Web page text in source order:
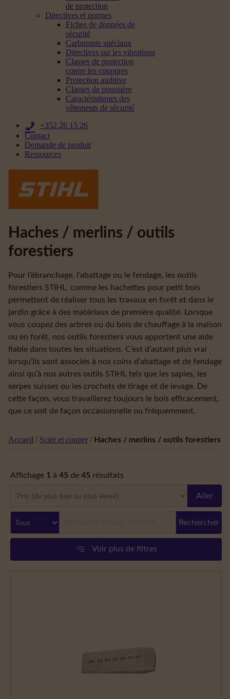
de protection
Directives et normes
Fiches de données de
sécurité
Carburants spéciaux
Directives sur les vibrations
Classes de protection
contre les coupures
Protection auditive
Classes de poussière
Caractéristiques des
vêtements de sécurité
+352 26 15 26
Contact
Demande de produit
Ressources
Haches / merlins / outils
forestiers
Pour l’ébranchage, l’abattage ou le fendage, les outils
forestiers STIHL, comme les hachettes pour petit bois
permettent de réaliser tous les travaux en forêt et dans le
jardin grâce à des matériaux de première qualité. Lorsque
vous coupez des arbres ou du bois de chauffage à la maison
ou en forêt, nos outils forestiers vous apportent une aide
fiable dans toutes les situations. C’est d’autant plus vrai
lorsqu’ils sont associés à nos coins d’abattage et de fendage
ainsi qu’à nos autres outils STIHL tels que les sapies, les
serpes suisses ou les crochets de tirage et de levage. De
cette façon, vous travaillerez toujours le bois efficacement,
que ce soit de façon occasionnelle ou fréquemment.
Accueil / Scier et couper / Haches / merlins / outils forestiers
Affichage 1 à 45 de 45 résultats
Aller
Rechercher
Voir plus de filtres